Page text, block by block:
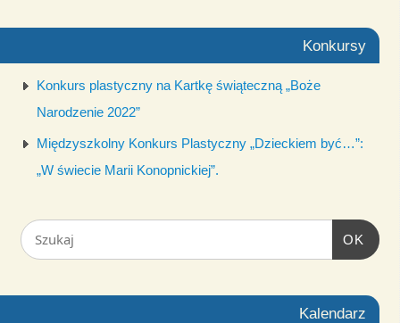
Konkursy
Konkurs plastyczny na Kartkę świąteczną „Boże
Narodzenie 2022”
Międzyszkolny Konkurs Plastyczny „Dzieckiem być…”:
„W świecie Marii Konopnickiej”.
OK
Kalendarz